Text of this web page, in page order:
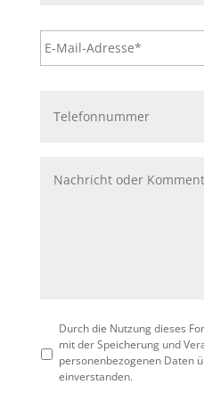
Durch die Nutzung dieses
mit der Speicherung und
personenbezogenen Daten
einverstanden.